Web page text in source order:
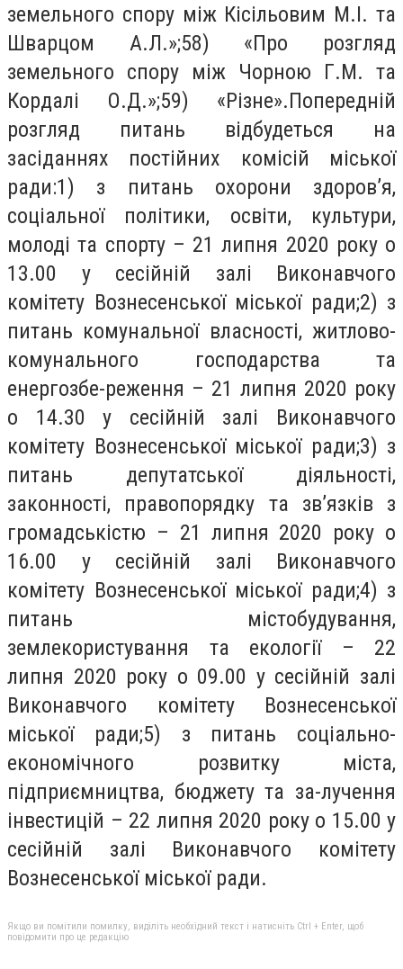
земельного спору між Кісільовим М.І. та
Шварцом А.Л.»;58) «Про розгляд
земельного спору між Чорною Г.М. та
Кордалі О.Д.»;59) «Різне».Попередній
розгляд питань відбудеться на
засіданнях постійних комісій міської
ради:1) з питань охорони здоров’я,
соціальної політики, освіти, культури,
молоді та спорту – 21 липня 2020 року о
13.00 у сесійній залі Виконавчого
комітету Вознесенської міської ради;2) з
питань комунальної власності, житлово-
комунального господарства та
енергозбе-реження – 21 липня 2020 року
о 14.30 у сесійній залі Виконавчого
комітету Вознесенської міської ради;3) з
питань депутатської діяльності,
законності, правопорядку та зв’язків з
громадськістю – 21 липня 2020 року о
16.00 у сесійній залі Виконавчого
комітету Вознесенської міської ради;4) з
питань містобудування,
землекористування та екології – 22
липня 2020 року о 09.00 у сесійній залі
Виконавчого комітету Вознесенської
міської ради;5) з питань соціально-
економічного розвитку міста,
підприємництва, бюджету та за-лучення
інвестицій – 22 липня 2020 року о 15.00 у
сесійній залі Виконавчого комітету
Вознесенської міської ради.
Якщо ви помітили помилку, виділіть необхідний текст і натисніть Ctrl + Enter, щоб
повідомити про це редакцію